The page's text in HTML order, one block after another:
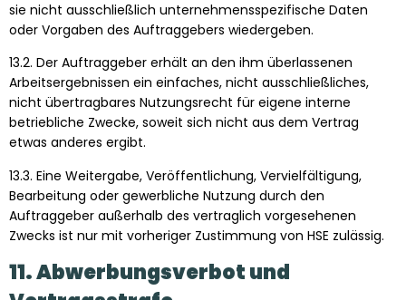
sie nicht ausschließlich unternehmensspezifische Daten
oder Vorgaben des Auftraggebers wiedergeben.
13.2. Der Auftraggeber erhält an den ihm überlassenen
Arbeitsergebnissen ein einfaches, nicht ausschließliches,
nicht übertragbares Nutzungsrecht für eigene interne
betriebliche Zwecke, soweit sich nicht aus dem Vertrag
etwas anderes ergibt.
13.3. Eine Weitergabe, Veröffentlichung, Vervielfältigung,
Bearbeitung oder gewerbliche Nutzung durch den
Auftraggeber außerhalb des vertraglich vorgesehenen
Zwecks ist nur mit vorheriger Zustimmung von HSE zulässig.
11. Abwerbungsverbot und